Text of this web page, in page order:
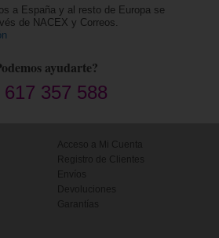
a España y al resto de Europa se
de NACEX y Correos.
ayudarte?
617 357 588
Acceso a Mi Cuenta
Registro de Clientes
Envíos
Devoluciones
Garantías